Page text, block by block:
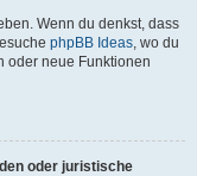
Wenn du denkst, dass
phpBB Ideas, wo du
oder neue Funktionen
oder juristische